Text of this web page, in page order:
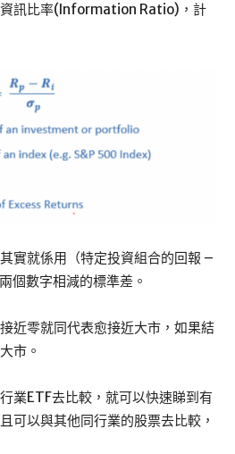
資訊比率(Information Ratio)，計
實就係用（特定投資組合的回報 –
個數字相減的標準差。
近零就同代表愈接近大市，如果結
市。
業ETF去比較，就可以快速睇到有
可以與其他同行業的股票去比較，